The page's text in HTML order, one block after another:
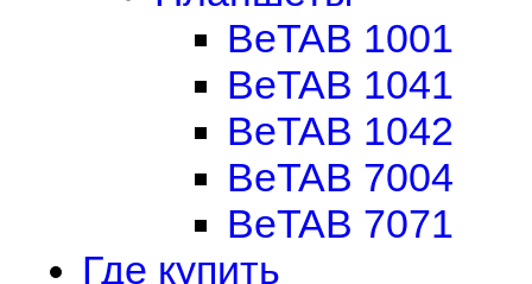
BeTAB 1001
BeTAB 1041
BeTAB 1042
BeTAB 7004
BeTAB 7071
Где купить